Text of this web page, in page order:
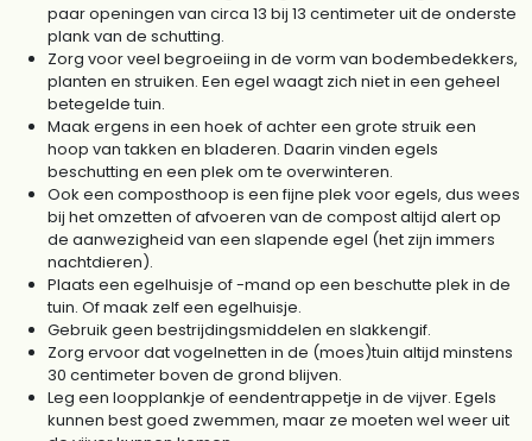
paar openingen van circa 13 bij 13 centimeter uit de onderste
plank van de schutting.
Zorg voor veel begroeiing in de vorm van bodembedekkers,
planten en struiken. Een egel waagt zich niet in een geheel
betegelde tuin.
Maak ergens in een hoek of achter een grote struik een
hoop van takken en bladeren. Daarin vinden egels
beschutting en een plek om te overwinteren.
Ook een composthoop is een fijne plek voor egels, dus wees
bij het omzetten of afvoeren van de compost altijd alert op
de aanwezigheid van een slapende egel (het zijn immers
nachtdieren).
Plaats een egelhuisje of -mand op een beschutte plek in de
tuin. Of maak zelf een egelhuisje.
Gebruik geen bestrijdingsmiddelen en slakkengif.
Zorg ervoor dat vogelnetten in de (moes)tuin altijd minstens
30 centimeter boven de grond blijven.
Leg een loopplankje of eendentrappetje in de vijver. Egels
kunnen best goed zwemmen, maar ze moeten wel weer uit